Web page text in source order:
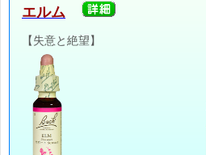
エルム
【失意と絶望】